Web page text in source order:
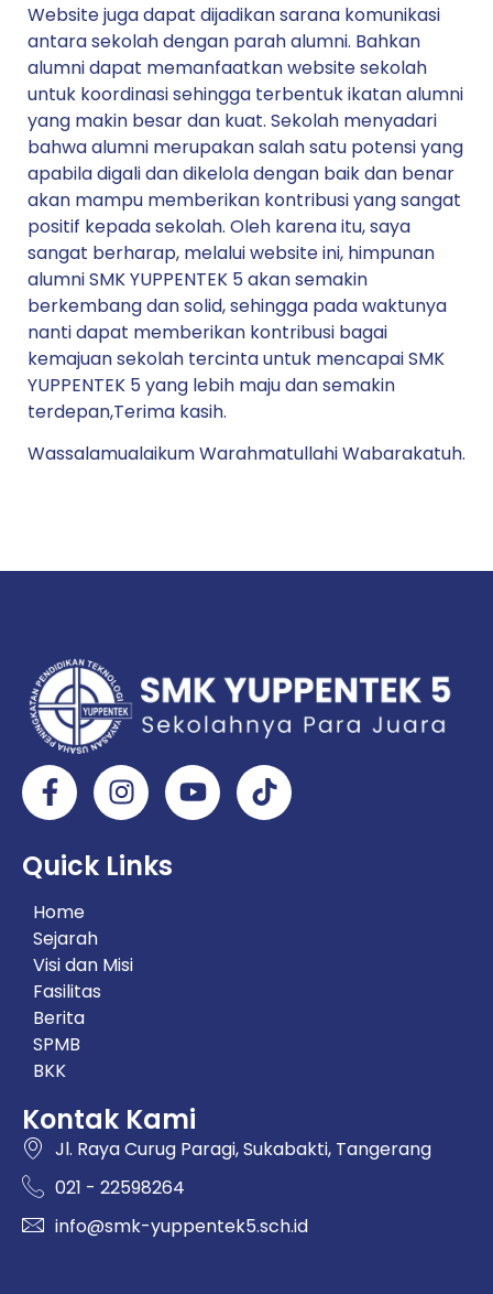
Website juga dapat dijadikan sarana komunikasi
antara sekolah dengan parah alumni. Bahkan
alumni dapat memanfaatkan website sekolah
untuk koordinasi sehingga terbentuk ikatan alumni
yang makin besar dan kuat. Sekolah menyadari
bahwa alumni merupakan salah satu potensi yang
apabila digali dan dikelola dengan baik dan benar
akan mampu memberikan kontribusi yang sangat
positif kepada sekolah. Oleh karena itu, saya
sangat berharap, melalui website ini, himpunan
alumni SMK YUPPENTEK 5 akan semakin
berkembang dan solid, sehingga pada waktunya
nanti dapat memberikan kontribusi bagai
kemajuan sekolah tercinta untuk mencapai SMK
YUPPENTEK 5 yang lebih maju dan semakin
terdepan,Terima kasih.
Wassalamualaikum Warahmatullahi Wabarakatuh.
Quick Links
Home
Sejarah
Visi dan Misi
Fasilitas
Berita
SPMB
BKK
Kontak Kami
Jl. Raya Curug Paragi, Sukabakti, Tangerang
021 - 22598264
info@smk-yuppentek5.sch.id